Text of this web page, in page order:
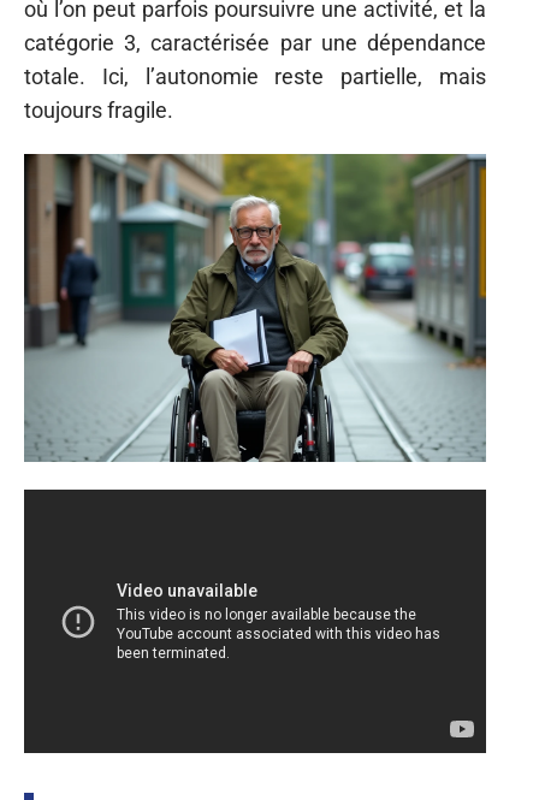
où l’on peut parfois poursuivre une activité, et la
catégorie 3, caractérisée par une dépendance
totale. Ici, l’autonomie reste partielle, mais
toujours fragile.